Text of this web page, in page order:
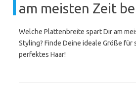
am meisten Zeit
Welche Plattenbreite spart Dir am
Styling? Finde Deine ideale Größe für
perfektes Haar!